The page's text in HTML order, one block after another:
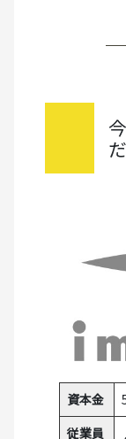
資本金
従業員